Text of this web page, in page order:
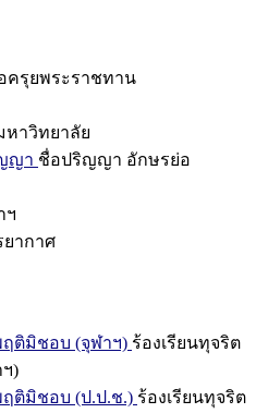
ครุยพระราชทาน
หาวิทยาลัย
ญา ชื่อปริญญา อักษรย่อ
ฯ
ากาศ
ฤติมิชอบ (จุฬาฯ) ร้องเรียนทุจริต
)
ฤติมิชอบ (ป.ป.ช.) ร้องเรียนทุจริต